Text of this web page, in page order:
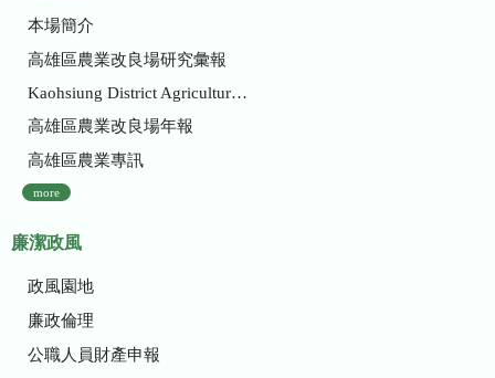
本場簡介
高雄區農業改良場研究彙報
Kaohsiung District Agricultural Research and Extension Station
高雄區農業改良場年報
高雄區農業專訊
more
廉潔政風
政風園地
廉政倫理
公職人員財產申報